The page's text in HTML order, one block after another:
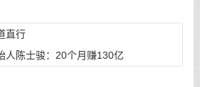
直行
人陈士骏：20个月赚130亿